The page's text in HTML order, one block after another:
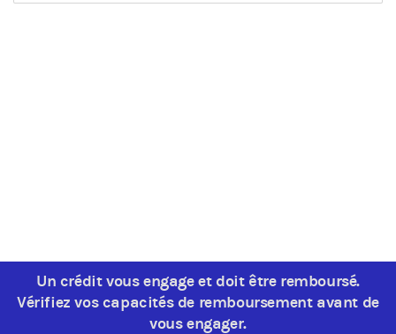
Un crédit vous engage et doit être remboursé.
Vérifiez vos capacités de remboursement avant de
vous engager.